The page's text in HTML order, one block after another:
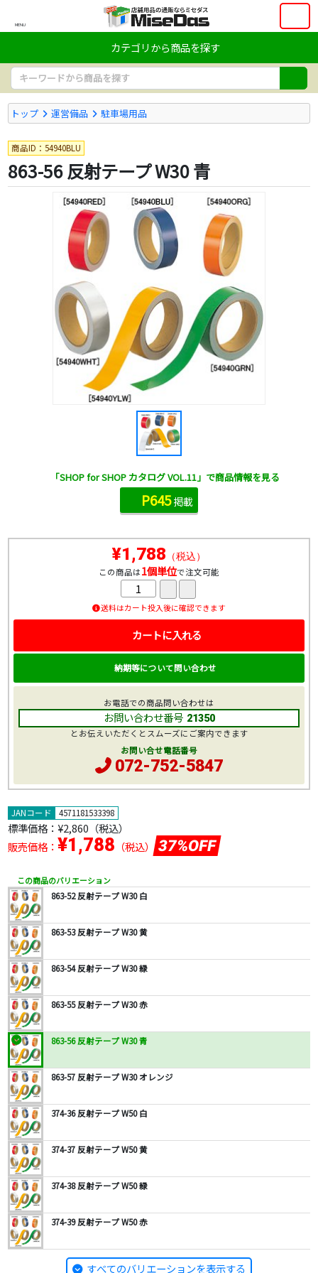
MENU
カテゴリから商品を探す
トップ 運営備品 駐車場用品
商品ID：54940BLU
863-56 反射テープ W30 青
JANコード 4571181533398
標準価格： ¥2,860 （税込）
販売価格： ¥1,788 （税込） 37%OFF
この商品のバリエーション
863-52 反射テープ W30 白
863-53 反射テープ W30 黄
863-54 反射テープ W30 緑
863-55 反射テープ W30 赤
863-56 反射テープ W30 青
863-57 反射テープ W30 オレンジ
374-36 反射テープ W50 白
374-37 反射テープ W50 黄
374-38 反射テープ W50 緑
374-39 反射テープ W50 赤
すべてのバリエーションを表示する
¥1,788 （税込）
この商品は1個単位で注文可能
送料はカート投入後に確認できます
カートに入れる
納期等について問い合わせ
お電話での商品問い合わせは
お問い合わせ番号 21350
とお伝えいただくとスムーズにご案内できます
お問い合せ電話番号
072-752-5847
「SHOP for SHOP カタログ VOL.11」で商品情報を見る
P645掲載